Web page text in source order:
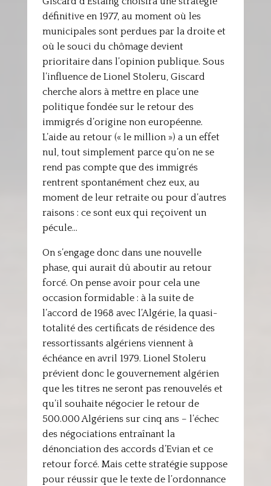
définitive en 1977, au moment où les
municipales sont perdues par la droite et
où le souci du chômage devient
prioritaire dans l’opinion publique. Sous
l’influence de Lionel Stoleru, Giscard
cherche alors à mettre en place une
politique fondée sur le retour des
immigrés d’origine non européenne.
L’aide au retour (« le million ») a un effet
nul, tout simplement parce qu’on ne se
rend pas compte que des immigrés
rentrent spontanément chez eux, au
moment de leur retraite ou pour d’autres
raisons : ce sont eux qui reçoivent un
pécule…
On s’engage donc dans une nouvelle
phase, qui aurait dû aboutir au retour
forcé. On pense avoir pour cela une
occasion formidable : à la suite de
l’accord de 1968 avec l’Algérie, la quasi-
totalité des certificats de résidence des
ressortissants algériens viennent à
échéance en avril 1979. Lionel Stoleru
prévient donc le gouvernement algérien
que les titres ne seront pas renouvelés et
qu’il souhaite négocier le retour de
500.000 Algériens sur cinq ans – l’échec
des négociations entraînant la
dénonciation des accords d’Evian et ce
retour forcé. Mais cette stratégie suppose
pour réussir que le texte de l’ordonnance